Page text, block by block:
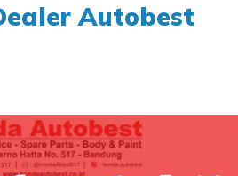
Autobest